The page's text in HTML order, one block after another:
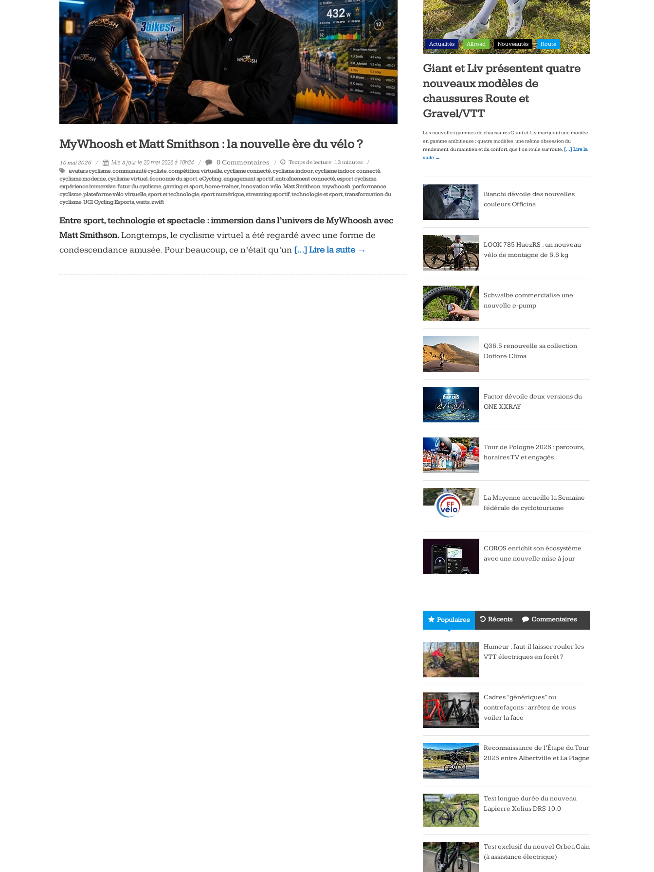
vélo
et
triathlon
MyWhoosh et Matt Smithson : la nouvelle ère du vélo ?
10 mai 2026 Mis à jour le 20 mai 2026 à 10h24 0 Commentaires Temps de lecture : 13 minutes
avatars cyclisme,communauté cycliste,compétition virtuelle,cyclisme connecté,cyclisme indoor,cyclisme indoor connecté,
cyclisme moderne,cyclisme virtuel,économie du sport,eCycling,engagement sportif,entraînement connecté,esport cyclisme,
expérience immersive,futur du cyclisme,gaming et sport,home-trainer,innovation vélo,Matt Smithson,mywhoosh,performance
cyclisme,plateforme vélo virtuelle,sport et technologie,sport numérique,streaming sportif,technologie et sport,transformation du
cyclisme,UCI Cycling Esports,watts,zwift
Entre sport, technologie et spectacle : immersion dans l’univers de MyWhoosh avec
Matt Smithson.Longtemps, le cyclisme virtuel a été regardé avec une forme de
condescendance amusée. Pour beaucoup, ce n’était qu’un […] Lire la suite →
Actualités Allroad Nouveautés Route
Giant et Liv présentent quatre
nouveaux modèles de
chaussures Route et
Gravel/VTT
Les nouvelles gammes de chaussures Giant et Liv marquent une montée
en gamme ambitieuse : quatre modèles, une même obsession du
rendement, du maintien et du confort, que l’on roule sur route, […] Lire la
suite →
Bianchi dévoile des nouvelles
couleurs Officina
LOOK 785 HuezRS : un nouveau
vélo de montagne de 6,6 kg
Schwalbe commercialise une
nouvelle e-pump
Q36.5 renouvelle sa collection
Dottore Clima
Factor dévoile deux versions du
ONE XXRAY
Tour de Pologne 2026 : parcours,
horaires TV et engagés
La Mayenne accueille la Semaine
fédérale de cyclotourisme
COROS enrichit son écosystème
avec une nouvelle mise à jour
Populaires Récents Commentaires
Humeur : faut-il laisser rouler les
VTT électriques en forêt ?
Cadres “génériques” ou
contrefaçons : arrêtez de vous
voiler la face
Reconnaissance de l’Étape du Tour
2025 entre Albertville et La Plagne
Test longue durée du nouveau
Lapierre Xelius DRS 10.0
Test exclusif du nouvel Orbea Gain
(à assistance électrique)